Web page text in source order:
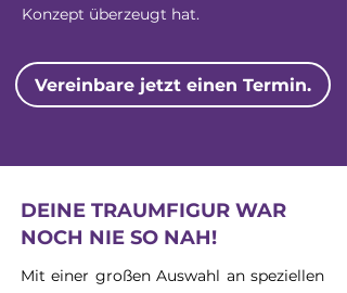
Konzept überzeugt hat.
Vereinbare jetzt einen Termin.
DEINE TRAUMFIGUR WAR
NOCH NIE SO NAH!
Mit einer großen Auswahl an speziellen